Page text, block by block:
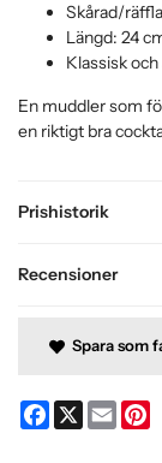
Prishistorik
Recensioner
Skårad/
Längd: 24
Klassisk
En muddler som
en riktigt bra
Spara som
Facebook
X Email